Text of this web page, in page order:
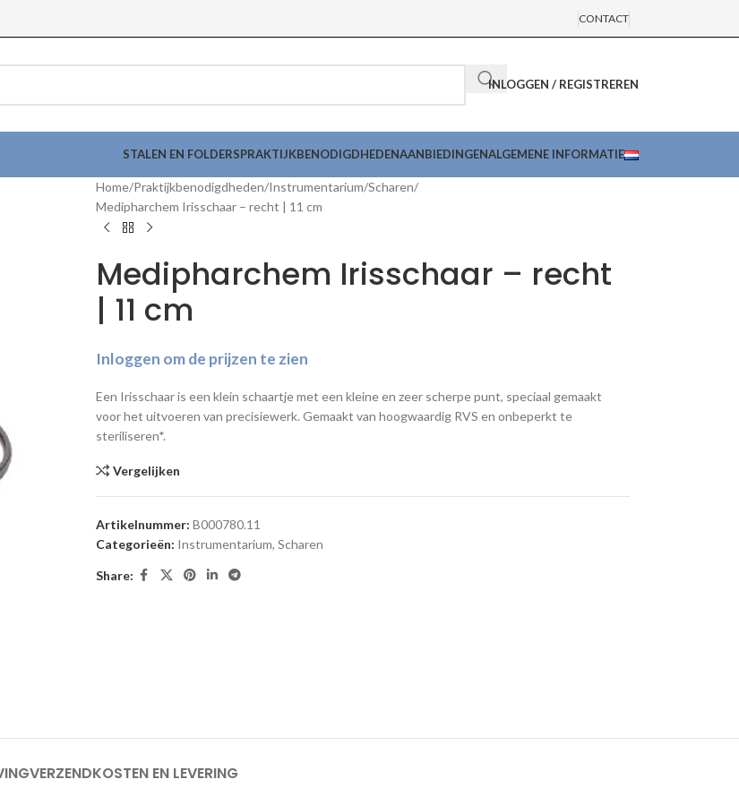
CONTACT
INLOGGEN / REGISTREREN
STALEN EN FOLDERSPRAKTIJKBENODIGDHEDENAANBIEDINGENALGEMENE INFORMATIE
Home Praktijkbenodigdheden Instrumentarium Scharen
Medipharchem Irisschaar – recht | 11 cm
Medipharchem Irisschaar – recht
| 11 cm
Inloggen om de prijzen te zien
Een Irisschaar is een klein schaartje met een kleine en zeer scherpe punt, speciaal gemaakt
voor het uitvoeren van precisiewerk. Gemaakt van hoogwaardig RVS en onbeperkt te
steriliseren*.
Vergelijken
Artikelnummer: B000780.11
Categorieën: Instrumentarium, Scharen
Share:
VERZENDKOSTEN EN LEVERING